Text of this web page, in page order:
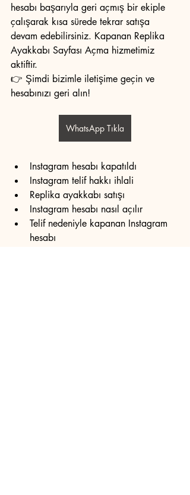
hesabı başarıyla geri açmış bir ekiple
çalışarak kısa sürede tekrar satışa
devam edebilirsiniz. Kapanan Replika
Ayakkabı Sayfası Açma hizmetimiz
aktiftir.
👉 Şimdi bizimle iletişime geçin ve
hesabınızı geri alın!
WhatsApp Tıkla
Instagram hesabı kapatıldı
Instagram telif hakkı ihlali
Replika ayakkabı satışı
Instagram hesabı nasıl açılır
Telif nedeniyle kapanan Instagram
hesabı